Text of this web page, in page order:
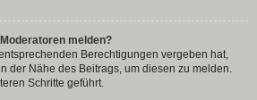
melden?
Berechtigungen vergeben hat,
der Nähe des Beitrags, um diesen zu melden.
Schritte geführt.